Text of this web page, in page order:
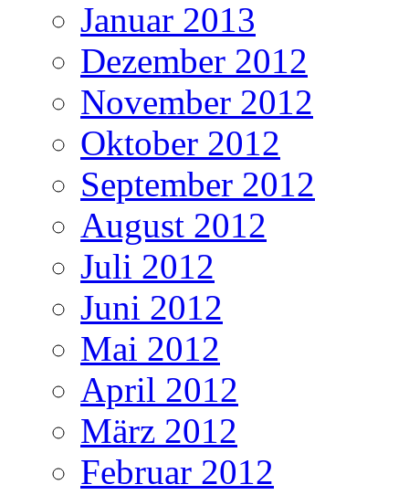
Januar 2013
Dezember 2012
November 2012
Oktober 2012
September 2012
August 2012
Juli 2012
Juni 2012
Mai 2012
April 2012
März 2012
Februar 2012